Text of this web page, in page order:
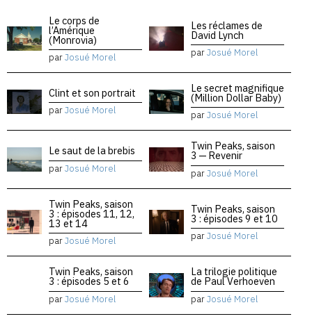
Le corps de
l’Amérique
(Monrovia)
parJosué Morel
Les réclames de
David Lynch
parJosué Morel
Clint et son portrait
parJosué Morel
Le secret magnifique
(Million Dollar Baby)
parJosué Morel
Le saut de la brebis
parJosué Morel
Twin Peaks, saison
3 — Revenir
parJosué Morel
Twin Peaks, saison
3 : épisodes 11, 12,
13 et 14
parJosué Morel
Twin Peaks, saison
3 : épisodes 9 et 10
parJosué Morel
Twin Peaks, saison
3 : épisodes 5 et 6
parJosué Morel
La trilogie politique
de Paul Verhoeven
parJosué Morel